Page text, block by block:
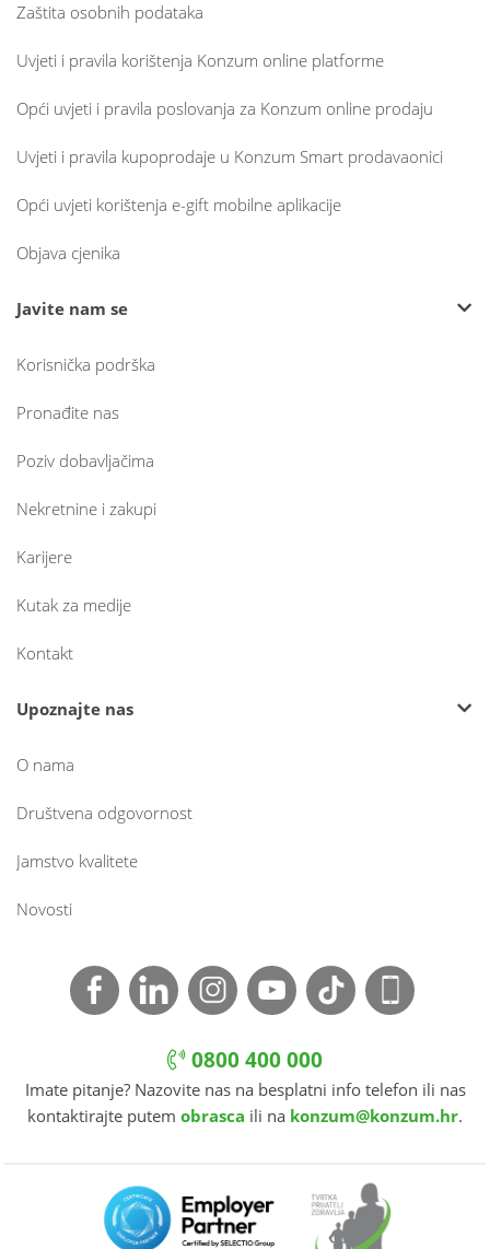
Zaštita osobnih podataka
Uvjeti i pravila korištenja Konzum online platforme
Opći uvjeti i pravila poslovanja za Konzum online prodaju
Uvjeti i pravila kupoprodaje u Konzum Smart prodavaonici
Opći uvjeti korištenja e-gift mobilne aplikacije
Objava cjenika
Javite nam se
Korisnička podrška
Pronađite nas
Poziv dobavljačima
Nekretnine i zakupi
Karijere
Kutak za medije
Kontakt
Upoznajte nas
O nama
Društvena odgovornost
Jamstvo kvalitete
Novosti
0800 400 000
Imate pitanje? Nazovite nas na besplatni info telefon ili nas
kontaktirajte putem obrasca ili na konzum@konzum.hr.